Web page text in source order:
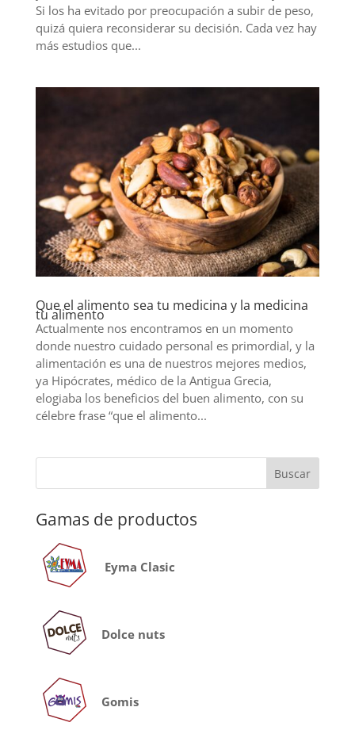
Si los ha evitado por preocupación a subir de peso,
quizá quiera reconsiderar su decisión. Cada vez hay
más estudios que...
Que el alimento sea tu medicina y la medicina
tu alimento
Actualmente nos encontramos en un momento
donde nuestro cuidado personal es primordial, y la
alimentación es una de nuestros mejores medios,
ya Hipócrates, médico de la Antigua Grecia,
elogiaba los beneficios del buen alimento, con su
célebre frase “que el alimento...
Gamas de productos
Eyma Clasic
Dolce nuts
Gomis